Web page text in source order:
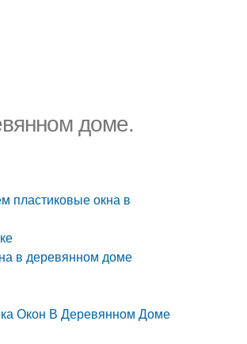
доме.
пластиковые окна в
в деревянном доме
Окон В Деревянном Доме